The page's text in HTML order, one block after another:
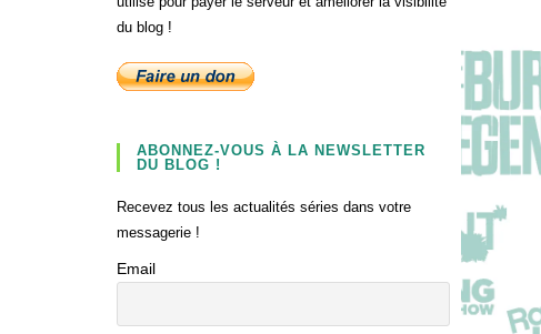
du blog !
ABONNEZ-VOUS À LA NEWSLETTER
DU BLOG !
Recevez tous les actualités séries dans votre
messagerie !
Email